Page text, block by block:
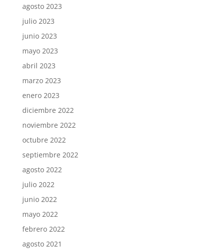
agosto 2023
julio 2023
junio 2023
mayo 2023
abril 2023
marzo 2023
enero 2023
diciembre 2022
noviembre 2022
octubre 2022
septiembre 2022
agosto 2022
julio 2022
junio 2022
mayo 2022
febrero 2022
agosto 2021